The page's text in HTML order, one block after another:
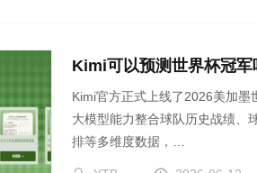
Kimi可以预测世界杯冠
Kimi官方正式上线了2026美加墨
大模型能力整合球队历史战绩、
排等多维度数据，…